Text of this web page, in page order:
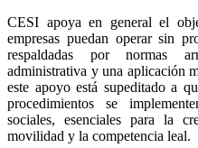
CESI apoya en general el
empresas puedan operar sin
respaldadas por normas
administrativa y una aplicación
este apoyo está supeditado a
procedimientos se
sociales, esenciales para la
movilidad y la competencia leal.